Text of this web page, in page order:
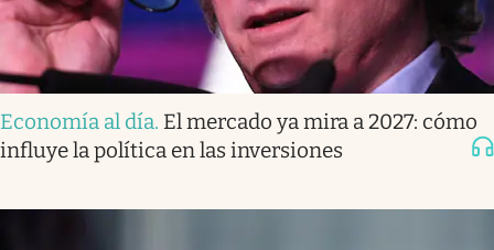
Economía al día. El mercado ya mira a 2027: cómo
influye la política en las inversiones